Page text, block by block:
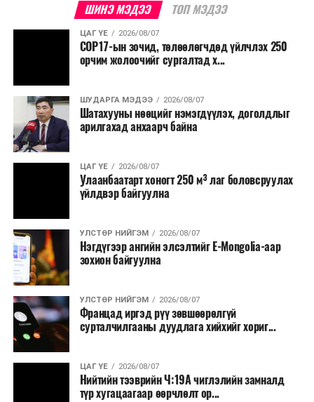
шийдвэртэйгээс бусад хурал, зөвлөгөөн, ой,
тэмдэглэлт өдөр, найр наадам, соёлын арга
Урьдчилан төлөвлөсөн төрийн өндөр албан
тушаалтны томилолтоос бусад гадаад
томилолт, гадаадын зочин хүлээн авах зардал;
Зайлшгүй шаардлагагүй тоног төхөөрөмж,
тавилга, автомашин худалдан авах;
Батлан хамгаалах, хууль зүйн салбараас бусад
Хуулиар заавал мэдээлэхээс бусад кино,
контент, хэвлэлийн зардал;
Заавал олгохоос бусад тэтгэмж, урамшуулал.
Санхүүгийн хэмнэлтийн горимыг 2026 оны
арванхоёрдугаар сарын 31 хүртэл мөрдөнө. Харин
эрүүл мэндийн салбар уг хэмнэлтийн горимд
хамрагдахгүй бөгөөд цэцэрлэг, сургуулийн хүүхдийн
эрт илрүүлэг, вакцинжуулалт, томуу, томуу төст
өвчний эсрэг арга хэмжээ зэрэг зайлшгүй
ШИНЭ МЭДЭЭ ТОП МЭДЭЭ
ЦАГ ҮЕ 2026/08/07
COP17-ын зочид, төлөөлөгчдөд үйлчлэх 250
орчим жолоочийг сургалтад х...
ШУДАРГА МЭДЭЭ 2026/08/07
Шатахууны нөөцийг нэмэгдүүлэх, доголдлыг
арилгахад анхаарч байна
ЦАГ ҮЕ 2026/08/07
Улаанбаатарт хоногт 250 м³ лаг боловсруулах
үйлдвэр байгуулна
УЛСТӨР НИЙГЭМ 2026/08/07
Нэгдүгээр ангийн элсэлтийг E-Mongolia-аар
зохион байгуулна
УЛСТӨР НИЙГЭМ 2026/08/07
Францад иргэд рүү зөвшөөрөлгүй
сурталчилгааны дуудлага хийхийг хориг...
ЦАГ ҮЕ 2026/08/07
Нийтийн тээврийн Ч:19А чиглэлийн замналд
түр хугацаагаар өөрчлөлт ор...